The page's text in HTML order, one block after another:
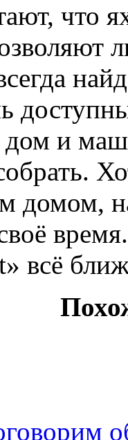
что
дом и
домом,
всё